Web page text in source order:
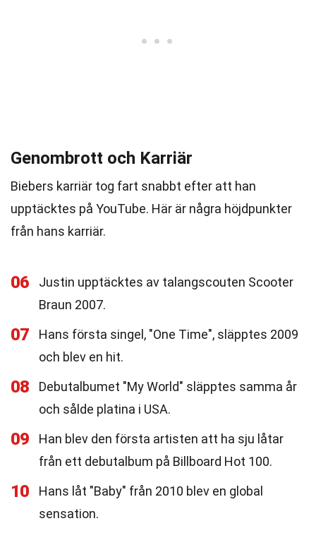
Genombrott och Karriär
Biebers karriär tog fart snabbt efter att han
upptäcktes på YouTube. Här är några höjdpunkter
från hans karriär.
06
Justin upptäcktes av talangscouten Scooter
Braun 2007.
07
Hans första singel, "One Time", släpptes 2009
och blev en hit.
08
Debutalbumet "My World" släpptes samma år
och sålde platina i USA.
09
Han blev den första artisten att ha sju låtar
från ett debutalbum på Billboard Hot 100.
10
Hans låt "Baby" från 2010 blev en global
sensation.